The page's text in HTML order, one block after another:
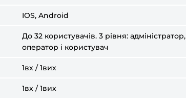
IOS, Android
До 32 користувачів. 3 рівня: адміністратор,
оператор і користувач
1вх / 1вих
1вх / 1вих